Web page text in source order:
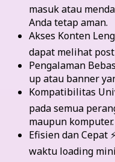
masuk atau
Anda tetap aman.
Akses Konten
dapat melihat
Pengalaman
up atau banner
Kompatibilitas
pada semua
maupun komputer.
Efisien dan Cepat
waktu loading